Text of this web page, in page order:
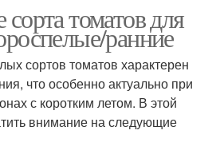
томатов для
ранние
сортов томатов характерен
что особенно актуально при
с коротким летом. В этой
внимание на следующие